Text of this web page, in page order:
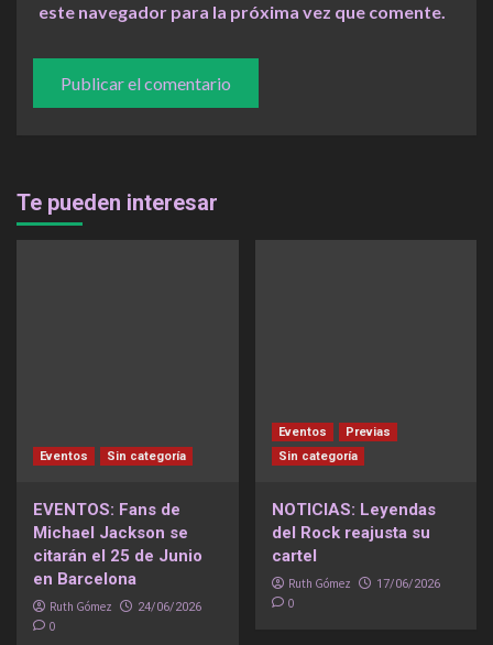
este navegador para la próxima vez que comente.
Te pueden interesar
Eventos Sin categoría
EVENTOS: Fans de
Michael Jackson se
citarán el 25 de Junio
en Barcelona
Ruth Gómez 24/06/2026
0
Eventos
Previas
Sin categoría
NOTICIAS: Leyendas
del Rock reajusta su
cartel
Ruth Gómez 17/06/2026
0